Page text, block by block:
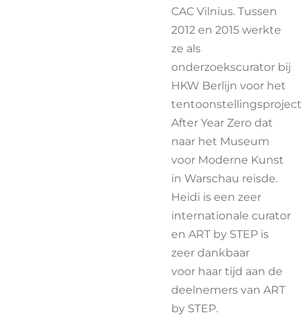
CAC Vilnius. Tussen
2012 en 2015 werkte
ze als
onderzoekscurator bij
HKW Berlijn voor het
tentoonstellingsproject
After Year Zero dat
naar het Museum
voor Moderne Kunst
in Warschau reisde.
Heidi is een zeer
internationale curator
en ART by STEP is
zeer dankbaar
voor haar tijd aan de
deelnemers van ART
by STEP.